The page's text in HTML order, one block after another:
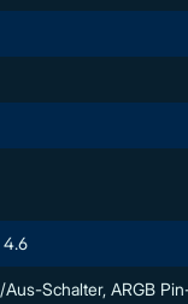
4.6
Schalter, ARGB